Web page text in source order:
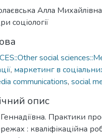
Алла
соціології
social
, маркетинг в
communications, social
опис
Практики
: кваліфікаційна